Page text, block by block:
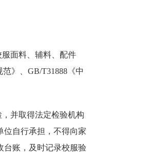
面料、辅料、配件
》、GB/T31888《中
并取得法定检验机构
位自行承担，不得向家
台账，及时记录校服验